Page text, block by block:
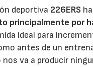
deportiva 226ERS
principalmente por
ideal para
antes de un
nos va a producir